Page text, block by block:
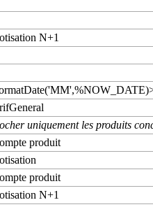
N+1
uniquement les produits
produit
produit
N+1